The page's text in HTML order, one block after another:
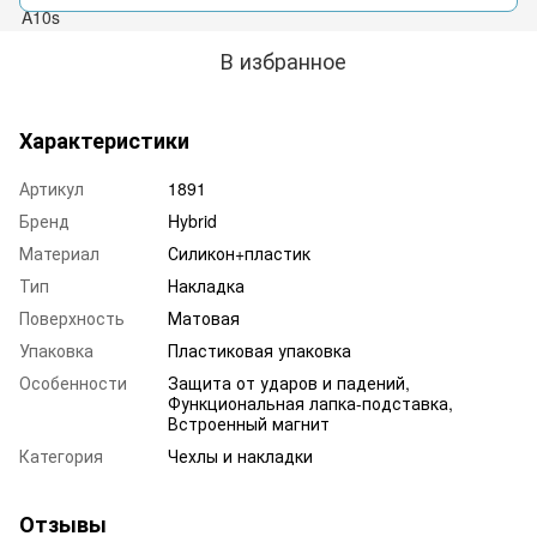
В избранное
Характеристики
Артикул
1891
Бренд
Hybrid
Материал
Силикон+пластик
Тип
Накладка
Поверхность
Матовая
Упаковка
Пластиковая упаковка
Особенности
Защита от ударов и падений,
Функциональная лапка-подставка,
Встроенный магнит
Категория
Чехлы и накладки
Отзывы